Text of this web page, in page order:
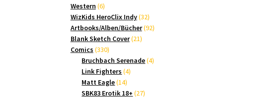
Western 66
Produkte
WizKids HeroClix Indy 3232
Produkte
Artbooks/Alben/Bücher 9292
Blank Sketch Cover 2121
Comics 330330
Produkte
Bruchbach Serenade 44
Link Fighters 44
Matt Eagle 1414
Produkte
SBK83 Erotik 18+ 2727